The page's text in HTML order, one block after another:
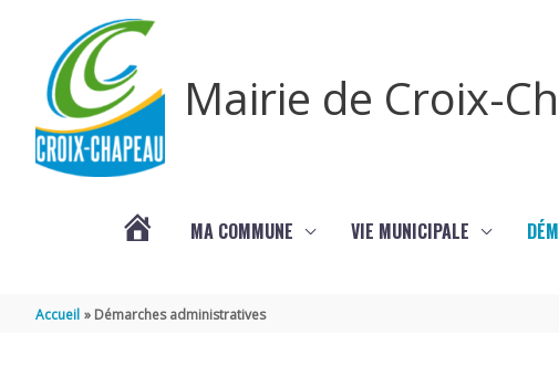
Mairie de Croix-
MA COMMUNE VIE MUNICIPALE
Accueil Démarches administratives